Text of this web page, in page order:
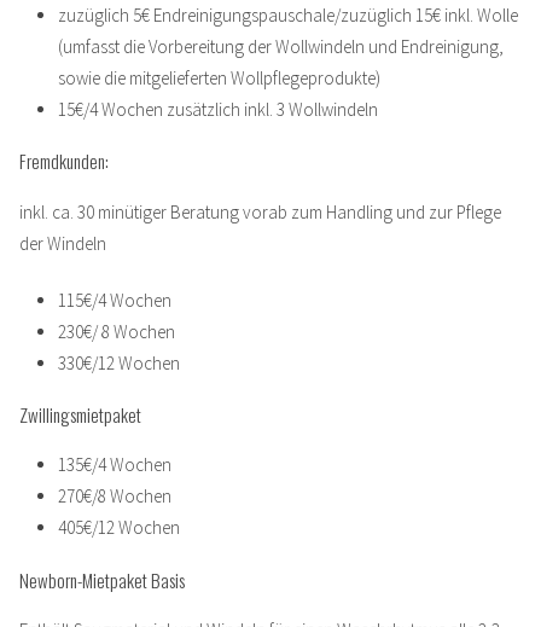
zuzüglich 5€ Endreinigungspauschale/zuzüglich 15€ inkl. Wolle
(umfasst die Vorbereitung der Wollwindeln und Endreinigung,
sowie die mitgelieferten Wollpflegeprodukte)
15€/4 Wochen zusätzlich inkl. 3 Wollwindeln
Fremdkunden:
inkl. ca. 30 minütiger Beratung vorab zum Handling und zur Pflege
der Windeln
115€/4 Wochen
230€/ 8 Wochen
330€/12 Wochen
Zwillingsmietpaket
135€/4 Wochen
270€/8 Wochen
405€/12 Wochen
Newborn-Mietpaket Basis